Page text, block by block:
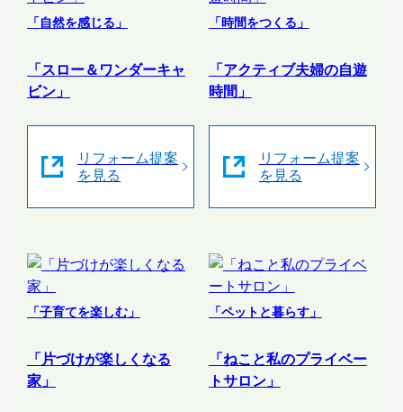
「自然を感じる」
「スロー＆ワンダーキャ
ビン」
リフォーム提案
を見る
「時間をつくる」
「アクティブ夫婦の自遊
時間」
リフォーム提案
を見る
「子育てを楽しむ」
「片づけが楽しくなる
家」
「ペットと暮らす」
「ねこと私のプライベー
トサロン」